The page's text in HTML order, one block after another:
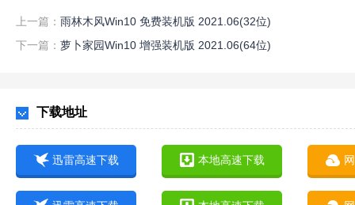
上一篇： 雨林木风Win10 免费装机版 2021.06(32位)
下一篇： 萝卜家园Win10 增强装机版 2021.06(64位)
下载地址
迅雷高速下载 本地高速下载